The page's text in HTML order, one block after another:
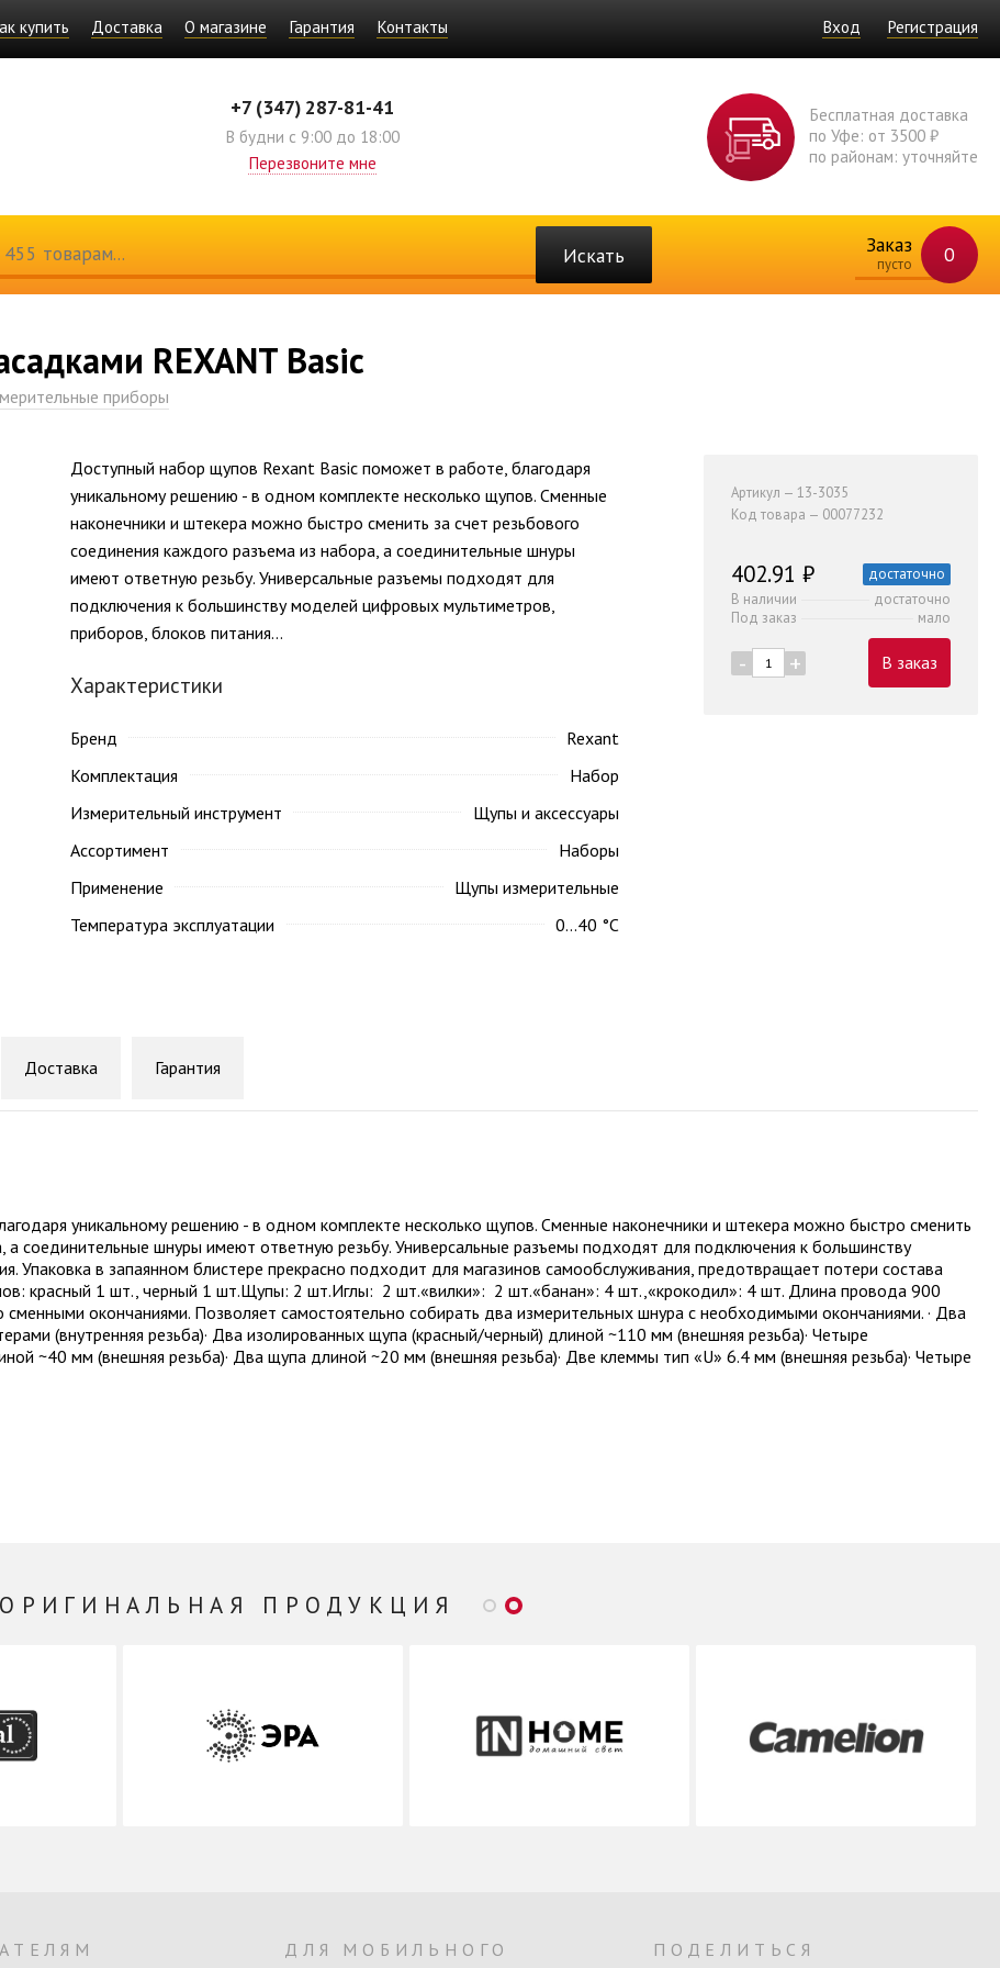
купить Доставка О магазине Гарантия Контакты Вход Регистрация
+7 (347) 287-81-41
В будни с 9:00 до 18:00
Перезвоните мне
Бесплатная доставка
по Уфе: от 3500 ₽
по районам: уточняйте
Искать Заказ 0
пусто
REXANT Basic
приборы
Доступный набор щупов Rexant Basic поможет в работе, благодаря
уникальному решению - в одном комплекте несколько щупов. Сменные
наконечники и штекера можно быстро сменить за счет резьбового
соединения каждого разъема из набора, а соединительные шнуры
имеют ответную резьбу. Универсальные разъемы подходят для
подключения к большинству моделей цифровых мультиметров,
приборов, блоков питания...
Характеристики
Бренд
Rexant
Комплектация
Набор
Измерительный инструмент
Щупы и аксессуары
Ассортимент
Наборы
Применение
Щупы измерительные
Температура эксплуатации
0...40 °C
Артикул — 13-3035
Код товара — 00077232
402.91 ₽
достаточно
В наличии
достаточно
Под заказ
мало
- + В заказ
Доставка Гарантия
уникальному решению - в одном комплекте несколько щупов. Сменные наконечники и штекера можно быстро сменить
а соединительные шнуры имеют ответную резьбу. Универсальные разъемы подходят для подключения к большинству
Упаковка в запаянном блистере прекрасно подходит для магазинов самообслуживания, предотвращает потери состава
красный 1 шт., черный 1 шт.Щупы: 2 шт.Иглы: 2 шт.«вилки»: 2 шт.«банан»: 4 шт.,«крокодил»: 4 шт. Длина провода 900
окончаниями. Позволяет самостоятельно собирать два измерительных шнура с необходимыми окончаниями. · Два
(внутренняя резьба)· Два изолированных щупа (красный/черный) длиной ~110 мм (внешняя резьба)· Четыре
~40 мм (внешняя резьба)· Два щупа длиной ~20 мм (внешняя резьба)· Две клеммы тип «U» 6.4 мм (внешняя резьба)· Четыре
ОРИГИНАЛЬНАЯ ПРОДУКЦИЯ
ДЛЯ МОБИЛЬНОГО ПОДЕЛИТЬСЯ